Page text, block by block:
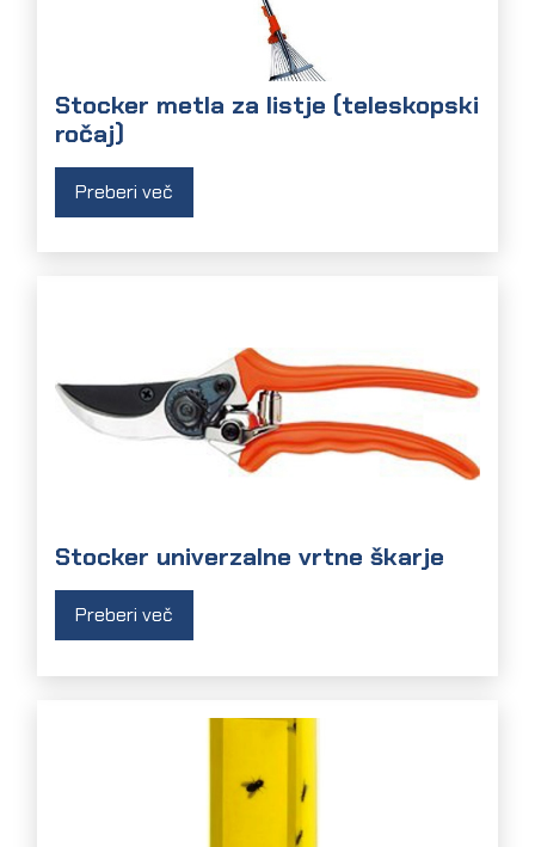
Stocker metla za listje (teleskopski
ročaj)
Preberi več
Stocker univerzalne vrtne škarje
Preberi več